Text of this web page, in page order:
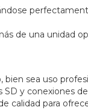
de una unidad
sea uso
y conexiones
calidad para